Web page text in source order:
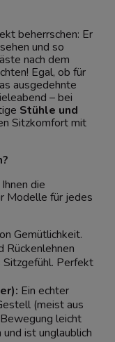
beherrschen: Er
und so
nach dem
Egal, ob für
ausgedehnte
– bei
Stühle und
Sitzkomfort mit
die
Modelle für jedes
Gemütlichkeit.
Rückenlehnen
Sitzgefühl. Perfekt
Ein echter
(meist aus
leicht
ist unglaublich